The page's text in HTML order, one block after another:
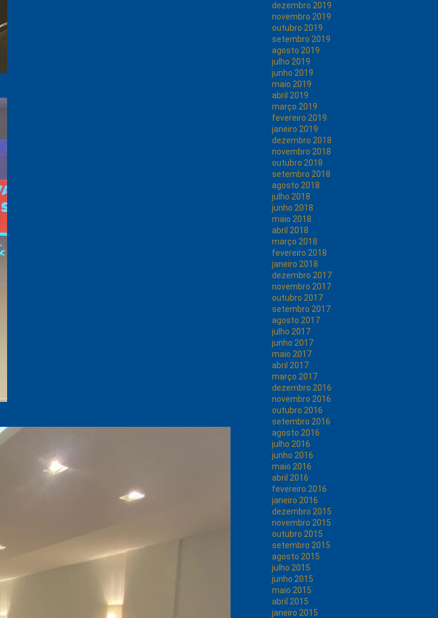
dezembro 2019
novembro 2019
outubro 2019
setembro 2019
agosto 2019
julho 2019
junho 2019
maio 2019
abril 2019
março 2019
fevereiro 2019
janeiro 2019
dezembro 2018
novembro 2018
outubro 2018
setembro 2018
agosto 2018
julho 2018
junho 2018
maio 2018
abril 2018
março 2018
fevereiro 2018
janeiro 2018
dezembro 2017
novembro 2017
outubro 2017
setembro 2017
agosto 2017
julho 2017
junho 2017
maio 2017
abril 2017
março 2017
dezembro 2016
novembro 2016
outubro 2016
setembro 2016
agosto 2016
julho 2016
junho 2016
maio 2016
abril 2016
fevereiro 2016
janeiro 2016
dezembro 2015
novembro 2015
outubro 2015
setembro 2015
agosto 2015
julho 2015
junho 2015
maio 2015
abril 2015
janeiro 2015